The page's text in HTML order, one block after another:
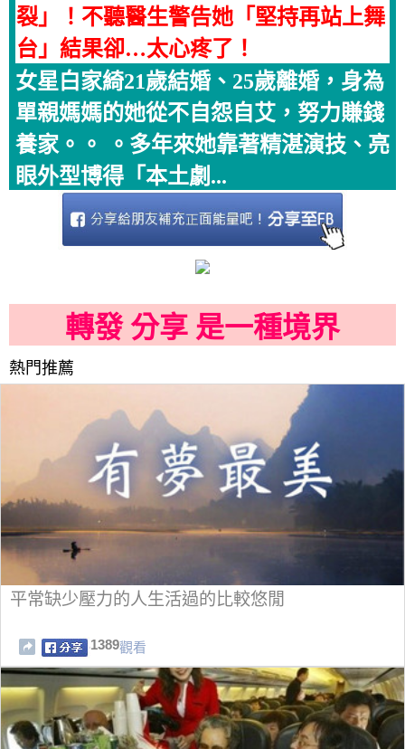
裂」！不聽醫生警告她「堅持再站上舞
台」結果卻…太心疼了！
女星白家綺21歲結婚、25歲離婚，身為
單親媽媽的她從不自怨自艾，努力賺錢
養家。。 。多年來她靠著精湛演技、亮
眼外型博得「本土劇...
轉發 分享 是一種境界
熱門推薦
平常缺少壓力的人生活過的比較悠閒
1389觀看